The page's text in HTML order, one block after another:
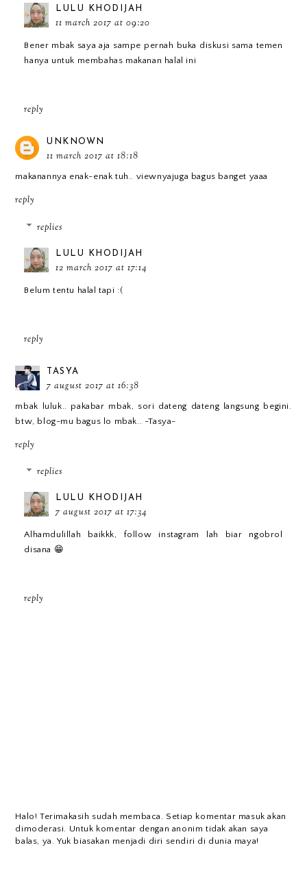
LULU KHODIJAH
11 march 2017 at 09:20
Bener mbak saya aja sampe pernah buka diskusi sama temen
hanya untuk membahas makanan halal ini
reply
UNKNOWN
11 march 2017 at 18:18
makanannya enak-enak tuh.. viewnyajuga bagus banget yaaa
reply
replies
LULU KHODIJAH
12 march 2017 at 17:14
Belum tentu halal tapi :(
reply
TASYA
7 august 2017 at 16:38
mbak luluk.. pakabar mbak, sori dateng dateng langsung begini.
btw, blog-mu bagus lo mbak.. -Tasya-
reply
replies
LULU KHODIJAH
7 august 2017 at 17:34
Alhamdulillah baikkk, follow instagram lah biar ngobrol
disana 😁
reply
Halo! Terimakasih sudah membaca. Setiap komentar masuk akan
dimoderasi. Untuk komentar dengan anonim tidak akan saya
balas, ya. Yuk biasakan menjadi diri sendiri di dunia maya!